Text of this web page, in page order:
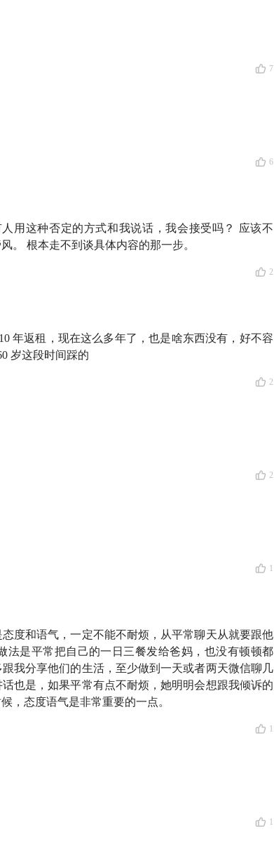
的「三中研讨会」系列，聊聊中心城市里的中青年
讨论不仅局限于常见的保健品、营养品骗局，也包括
么会更相信骗子、为什么防骗那么难，以及，怎样
个做子女的人都听听，多多分享给身边的朋友。天
，多一个
路让老年人防不胜防
？怎么挽回？受骗的人有哪些特征？
者太了解他的行骗对象所恐惧、所渴望的了」
想在健康、财富、事业方面「毕其功于一役」的心态
7
6
用这种否定的方式和我说话，我会接受吗？ 应该不
。 根本走不到谈具体内容的那一步。
2
年返租，现在这么多年了，也是啥东西没有，好不容
岁这段时间踩的
2
2
1
度和语气，一定不能不耐烦，从平常聊天从就要跟他
法是平常把自己的一日三餐发给爸妈，也没有顿顿都
我分享他们的生活，至少做到一天或者两天微信聊几
也是，如果平常有点不耐烦，她明明会想跟我倾诉的
，态度语气是非常重要的一点。
1
1